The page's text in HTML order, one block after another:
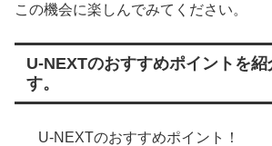
この機会に楽しんでみてください。
U-NEXTのおすすめポイントを紹
す。
U-NEXTのおすすめポイント！